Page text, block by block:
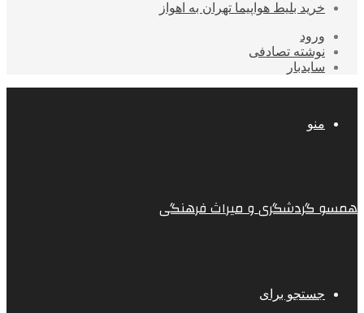
خرید بلیط هواپیما تهران به اهواز
ورود
نوشته تصادفی
سایدبار
منو
همسو گردشگری و میراث فرهنگی
جستجو برای